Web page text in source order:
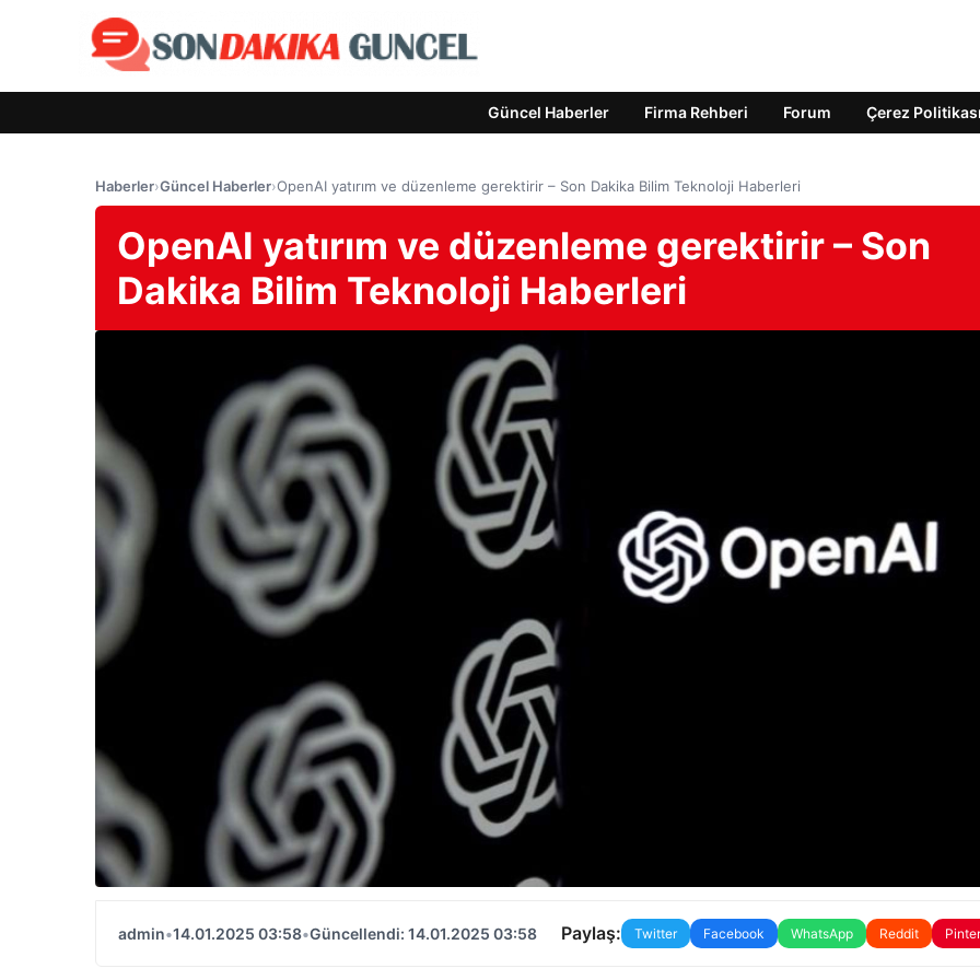
Güncel Haberler Firma Rehberi Forum Çerez Politikası
Haberler›Güncel Haberler›OpenAI yatırım ve düzenleme gerektirir – Son Dakika Bilim Teknoloji Haberleri
OpenAI yatırım ve düzenleme gerektirir – Son
Dakika Bilim Teknoloji Haberleri
admin•14.01.2025 03:58•Güncellendi: 14.01.2025 03:58 Paylaş: Twitter Facebook WhatsApp Reddit